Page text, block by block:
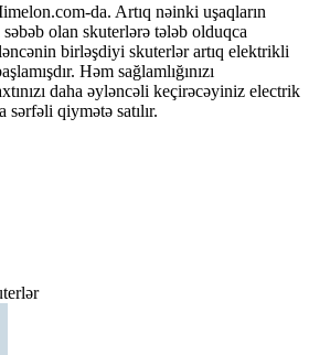
da. Artıq nəinki uşaqların
olan skuterlərə tələb olduqca
birləşdiyi skuterlər artıq elektrikli
Həm sağlamlığınızı
daha əyləncəli keçirəcəyiniz electrik
qiymətə satılır.